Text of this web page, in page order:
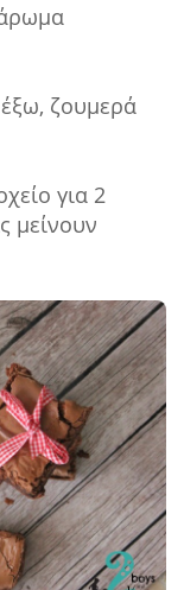
ζουμερά
για 2
μείνουν